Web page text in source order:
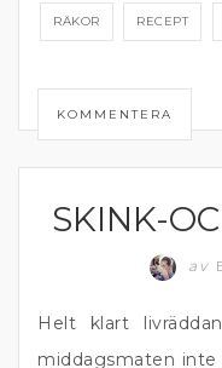
RÄKOR RECEPT
KOMMENTERA
DIPP OCH RÖROR
SKINK-
av
Helt klart
middagsmaten